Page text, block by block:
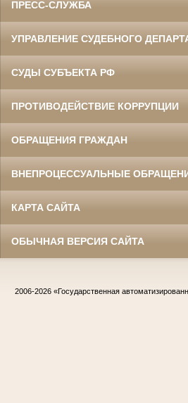
ПРЕСС-СЛУЖБА
УПРАВЛЕНИЕ СУДЕБНОГО
СУДЫ СУБЪЕКТА РФ
ПРОТИВОДЕЙСТВИЕ КОРРУПЦИИ
ОБРАЩЕНИЯ ГРАЖДАН
ВНЕПРОЦЕССУАЛЬНЫЕ
КАРТА САЙТА
ОБЫЧНАЯ ВЕРСИЯ САЙТА
2006-2026 «Государственная